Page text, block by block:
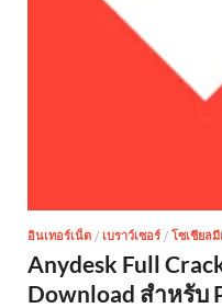
อินเทอร์เน็ต / เบราว์เซอร์ / โซเชียลมี
Anydesk Full
Download สำหรับ